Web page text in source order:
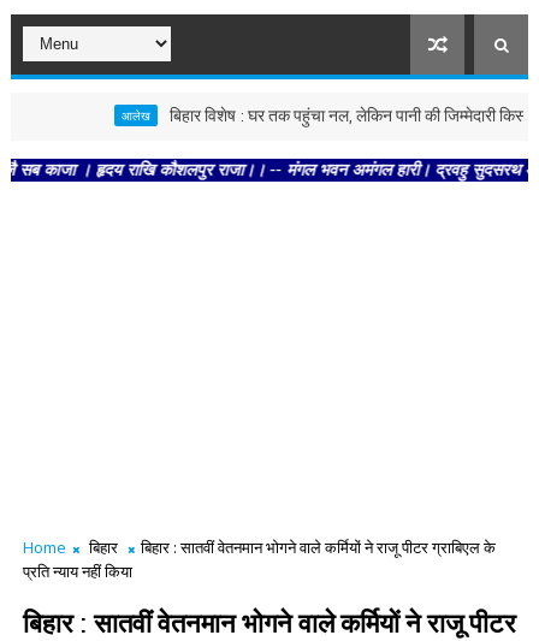
बिहार विशेष : घर तक पहुंचा नल, लेकिन पानी की जिम्मेदारी किसकी?
। हृदय राखि कौशलपुर राजा।। -- मंगल भवन अमंगल हारी। द्रवहु सुदसरथ अजिर
Home बिहार
बिहार : सातवीं वेतनमान भोगने वाले कर्मियों ने राजू पीटर ग्राबिएल के
प्रति न्याय नहीं किया
बिहार : सातवीं वेतनमान भोगने वाले कर्मियों ने राजू पीटर